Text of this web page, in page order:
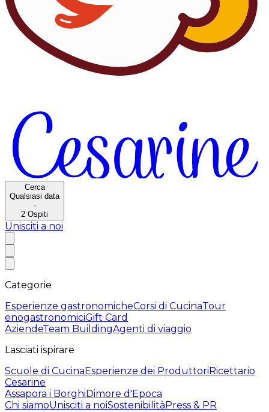
Cerca
Qualsiasi data
·
2 Ospiti
Unisciti a noi
Categorie
Esperienze gastronomicheCorsi di CucinaTour
enogastronomiciGift Card
AziendeTeam BuildingAgenti di viaggio
Lasciati ispirare
Scuole di CucinaEsperienze dei ProduttoriRicettario
Cesarine
Assapora i BorghiDimore d'Epoca
Chi siamoUnisciti a noiSostenibilitàPress & PR